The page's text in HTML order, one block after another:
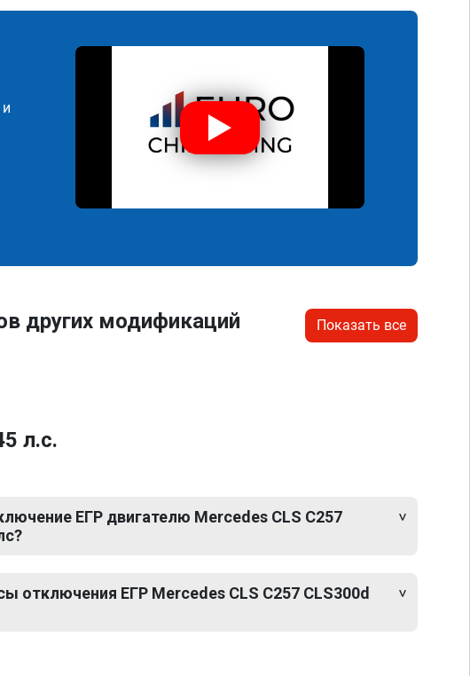
других модификаций
Показать все
л.с.
ЕГР двигателю Mercedes CLS C257
отключения ЕГР Mercedes CLS C257 CLS300d